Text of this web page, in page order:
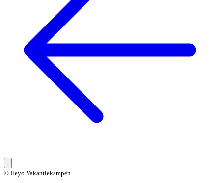
© Heyo Vakantiekampen